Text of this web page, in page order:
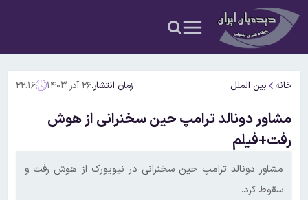
خانه بین الملل زمان انتشار:۲۶ آذر ۱۴۰۳ ۲۲:۱۶
مشاور دونالد ترامپ حین سخنرانی از هوش
رفت‌+فیلم
مشاور دونالد ترامپ حین سخنرانی در نیویورک از هوش رفت‌ و
سقوط کرد.